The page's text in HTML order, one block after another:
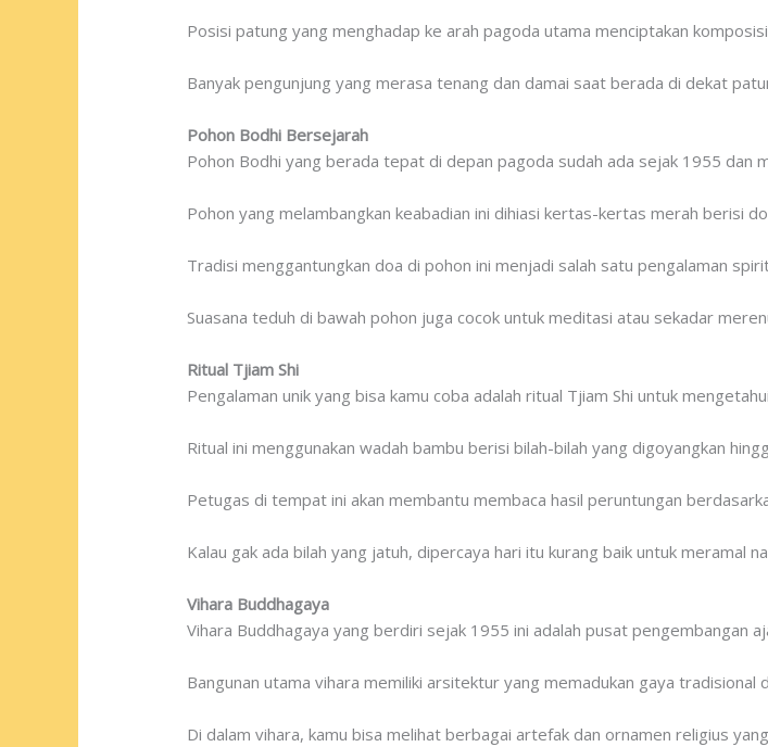
Posisi patung yang menghadap ke arah pagoda utama menciptakan
Banyak pengunjung yang merasa tenang dan damai saat berada di dekat
Pohon Bodhi Bersejarah
Pohon Bodhi yang berada tepat di depan pagoda sudah ada sejak 1955 dan
Pohon yang melambangkan keabadian ini dihiasi kertas-kertas merah berisi
Tradisi menggantungkan doa di pohon ini menjadi salah satu pengalaman
Suasana teduh di bawah pohon juga cocok untuk meditasi atau sekadar
Ritual Tjiam Shi
Pengalaman unik yang bisa kamu coba adalah ritual Tjiam Shi untuk
Ritual ini menggunakan wadah bambu berisi bilah-bilah yang digoyangkan
Petugas di tempat ini akan membantu membaca hasil peruntungan
Kalau gak ada bilah yang jatuh, dipercaya hari itu kurang baik untuk meramal
Vihara Buddhagaya
Vihara Buddhagaya yang berdiri sejak 1955 ini adalah pusat pengembangan
Bangunan utama vihara memiliki arsitektur yang memadukan gaya tradisional
Di dalam vihara, kamu bisa melihat berbagai artefak dan ornamen religius